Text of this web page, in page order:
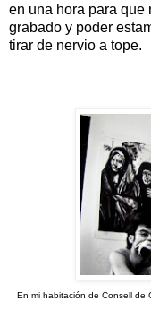
en una hora para que
grabado y poder
tirar de nervio a tope.
En mi habitación de Consell de